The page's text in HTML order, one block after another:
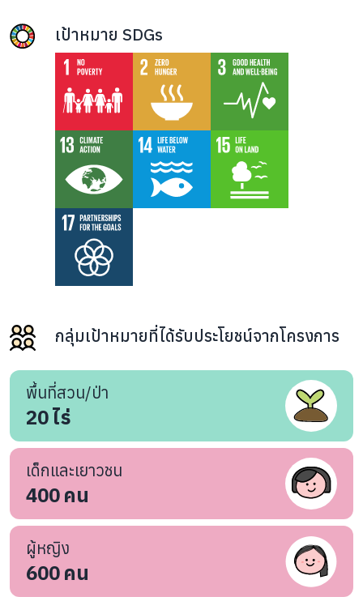
เป้าหมาย SDGs
กลุ่มเป้าหมายที่ได้รับประโยชน์จากโครงการ
พื้นที่สวน/ป่า
20ไร่
เด็กและเยาวชน
400คน
ผู้หญิง
600คน